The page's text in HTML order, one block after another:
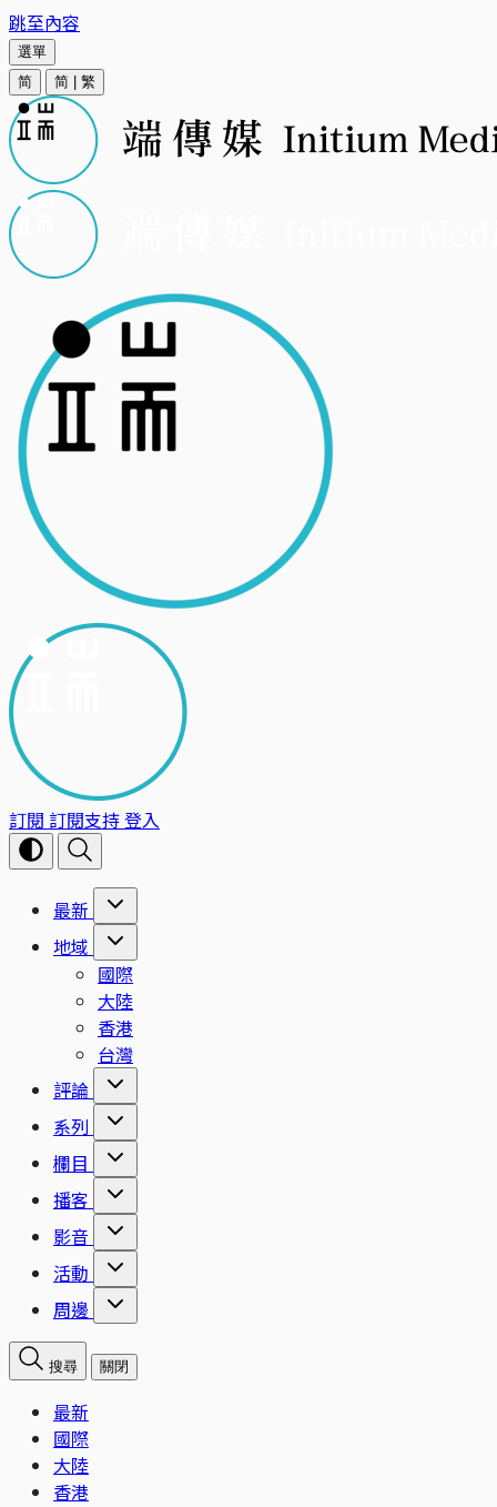
跳至內容
選單
简
简 繁
訂閱 訂閱支持登入
最新
地域
國際
大陸
香港
台灣
評論
系列
欄目
播客
影音
活動
周邊
搜尋 關閉
最新
國際
大陸
香港